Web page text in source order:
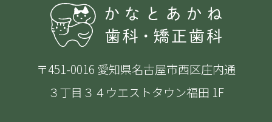
〒451-0016 愛知県名古屋市西区庄内通
３丁目３４ウエストタウン福田 1F